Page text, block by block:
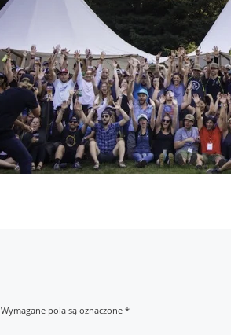
Wymagane pola są oznaczone*